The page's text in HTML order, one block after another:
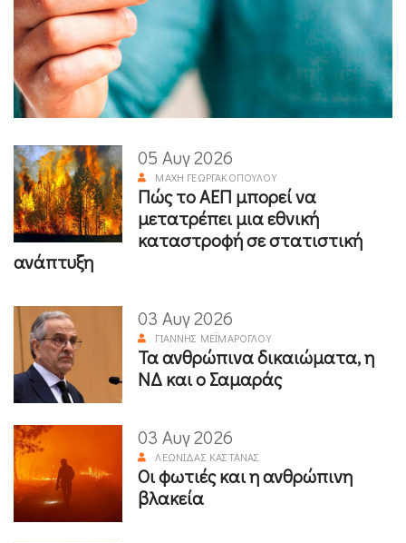
05 Αυγ 2026
ΜΆΧΗ ΓΕΩΡΓΑΚΟΠΟΎΛΟΥ
Πώς το ΑΕΠ μπορεί να
μετατρέπει μια εθνική
καταστροφή σε στατιστική
ανάπτυξη
03 Αυγ 2026
ΓΙΆΝΝΗΣ ΜΕΪΜΆΡΟΓΛΟΥ
Τα ανθρώπινα δικαιώματα, η
ΝΔ και ο Σαμαράς
03 Αυγ 2026
ΛΕΩΝΊΔΑΣ ΚΑΣΤΑΝΆΣ
Οι φωτιές και η ανθρώπινη
βλακεία